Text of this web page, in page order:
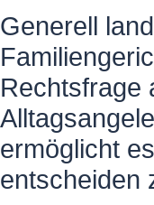
Generell
Rechtsfrage
ermöglicht
entscheiden